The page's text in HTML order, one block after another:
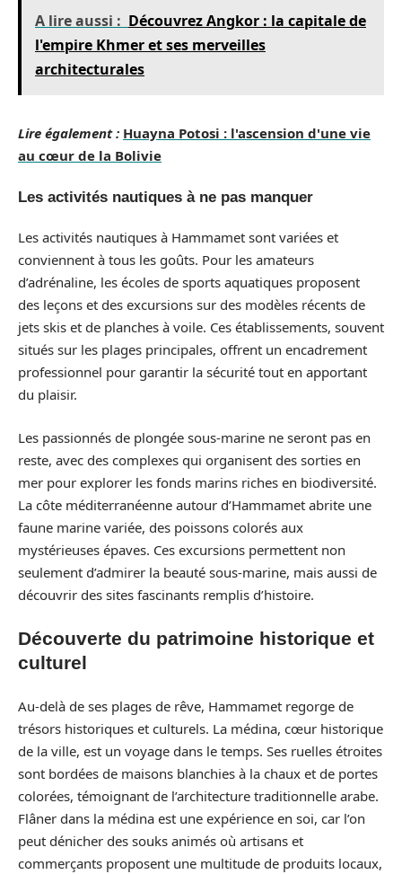
A lire aussi : Découvrez Angkor : la capitale de
l'empire Khmer et ses merveilles
architecturales
Lire également : Huayna Potosi : l'ascension d'une vie
au cœur de la Bolivie
Les activités nautiques à ne pas manquer
Les activités nautiques à Hammamet sont variées et
conviennent à tous les goûts. Pour les amateurs
d’adrénaline, les écoles de sports aquatiques proposent
des leçons et des excursions sur des modèles récents de
jets skis et de planches à voile. Ces établissements, souvent
situés sur les plages principales, offrent un encadrement
professionnel pour garantir la sécurité tout en apportant
du plaisir.
Les passionnés de plongée sous-marine ne seront pas en
reste, avec des complexes qui organisent des sorties en
mer pour explorer les fonds marins riches en biodiversité.
La côte méditerranéenne autour d’Hammamet abrite une
faune marine variée, des poissons colorés aux
mystérieuses épaves. Ces excursions permettent non
seulement d’admirer la beauté sous-marine, mais aussi de
découvrir des sites fascinants remplis d’histoire.
Découverte du patrimoine historique et
culturel
Au-delà de ses plages de rêve, Hammamet regorge de
trésors historiques et culturels. La médina, cœur historique
de la ville, est un voyage dans le temps. Ses ruelles étroites
sont bordées de maisons blanchies à la chaux et de portes
colorées, témoignant de l’architecture traditionnelle arabe.
Flâner dans la médina est une expérience en soi, car l’on
peut dénicher des souks animés où artisans et
commerçants proposent une multitude de produits locaux,